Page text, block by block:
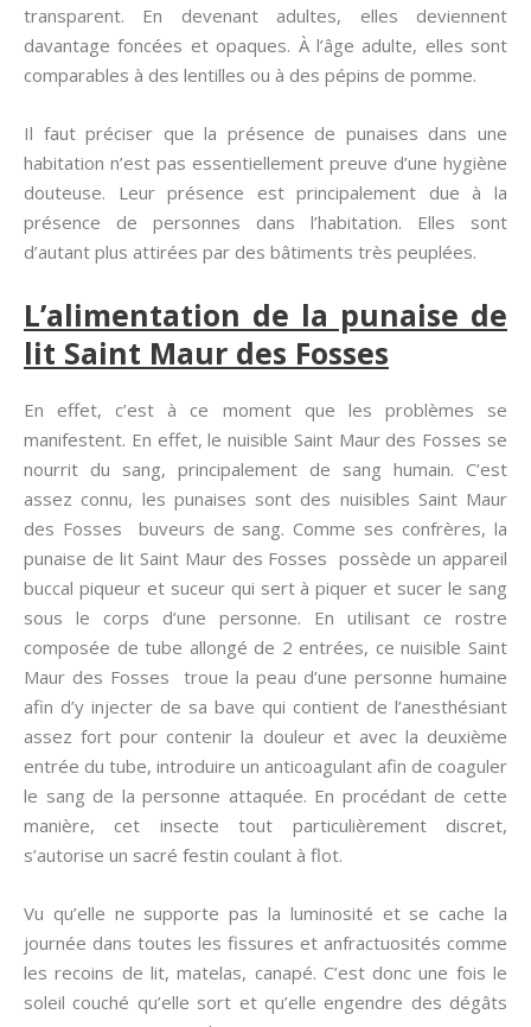
transparent. En devenant adultes, elles deviennent
davantage foncées et opaques. À l’âge adulte, elles sont
comparables à des lentilles ou à des pépins de pomme.
Il faut préciser que la présence de punaises dans une
habitation n’est pas essentiellement preuve d’une hygiène
douteuse. Leur présence est principalement due à la
présence de personnes dans l’habitation. Elles sont
d’autant plus attirées par des bâtiments très peuplées.
L’alimentation de la punaise de
lit Saint Maur des Fosses
En effet, c’est à ce moment que les problèmes se
manifestent. En effet, le nuisible Saint Maur des Fosses se
nourrit du sang, principalement de sang humain. C’est
assez connu, les punaises sont des nuisibles Saint Maur
des Fosses buveurs de sang. Comme ses confrères, la
punaise de lit Saint Maur des Fosses possède un appareil
buccal piqueur et suceur qui sert à piquer et sucer le sang
sous le corps d’une personne. En utilisant ce rostre
composée de tube allongé de 2 entrées, ce nuisible Saint
Maur des Fosses troue la peau d’une personne humaine
afin d’y injecter de sa bave qui contient de l’anesthésiant
assez fort pour contenir la douleur et avec la deuxième
entrée du tube, introduire un anticoagulant afin de coaguler
le sang de la personne attaquée. En procédant de cette
manière, cet insecte tout particulièrement discret,
s’autorise un sacré festin coulant à flot.
Vu qu’elle ne supporte pas la luminosité et se cache la
journée dans toutes les fissures et anfractuosités comme
les recoins de lit, matelas, canapé. C’est donc une fois le
soleil couché qu’elle sort et qu’elle engendre des dégâts